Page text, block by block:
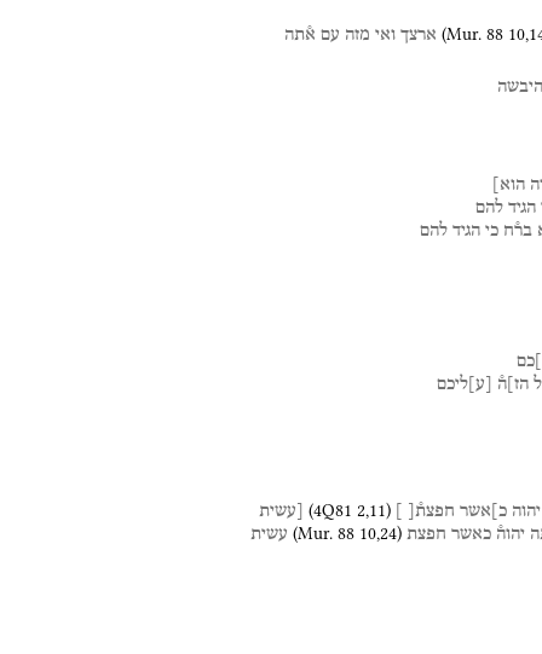
(Mur. 88 10, ארצך ואי מזה עם א֯תה
היבשה
הוא]
הגיד להם
בר֯ח כי הגיד להם
הז]ה֯ ע ליכם
יהוה כ]אשר חפצת֯[ (4Q81 2,11)
[עשית
יהוה֯ כאשר חפצת (Mur. 88 10,24) עשית